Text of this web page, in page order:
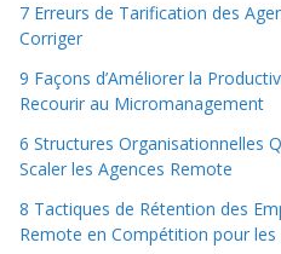
7 Erreurs de Tarification des
Corriger
9 Façons d’Améliorer la
Recourir au Micromanagement
6 Structures Organisationnelles
Scaler les Agences Remote
8 Tactiques de Rétention des
Remote en Compétition pour